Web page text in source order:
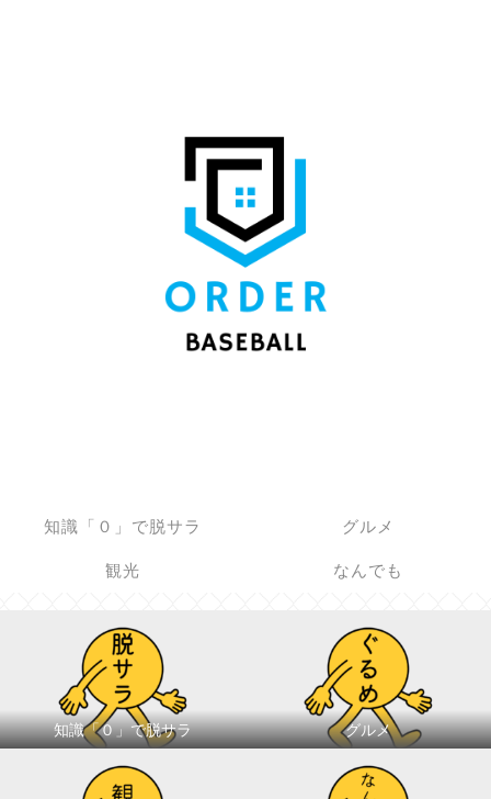
知識「０」で脱サラ グルメ
観光 なんでも
知識「０」で脱サラ グルメ